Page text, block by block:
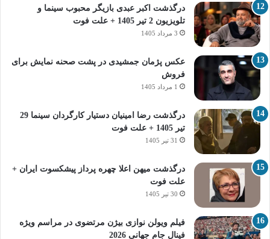
درگذشت اکبر عبدی بازیگر محبوب سینما و
تلویزیون 2 تیر 1405 + علت فوت
3 مرداد 1405
عکس پژمان جمشیدی در پشت صحنه نمایش برای
فروش
1 مرداد 1405
درگذشت رضا امینیان دستیار کارگردان سینما 29
تیر 1405 + علت فوت
31 تیر 1405
درگذشت میهن اعلا چهره پرداز پیشکسوت ایران +
علت فوت
30 تیر 1405
فیلم ویولن نوازی بیژن مرتضوی در مراسم ویژه
فینال جام جهانی 2026